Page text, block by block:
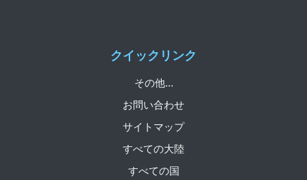
クイックリンク
その他...
お問い合わせ
サイトマップ
すべての大陸
すべての国